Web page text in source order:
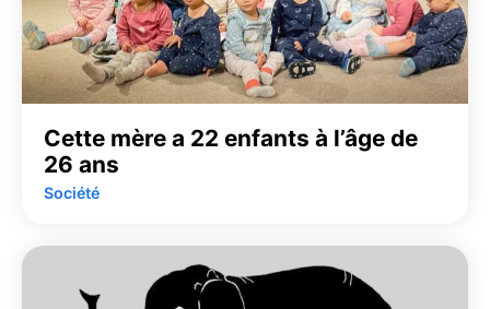
Cette mère a 22 enfants à l’âge de
26 ans
Société